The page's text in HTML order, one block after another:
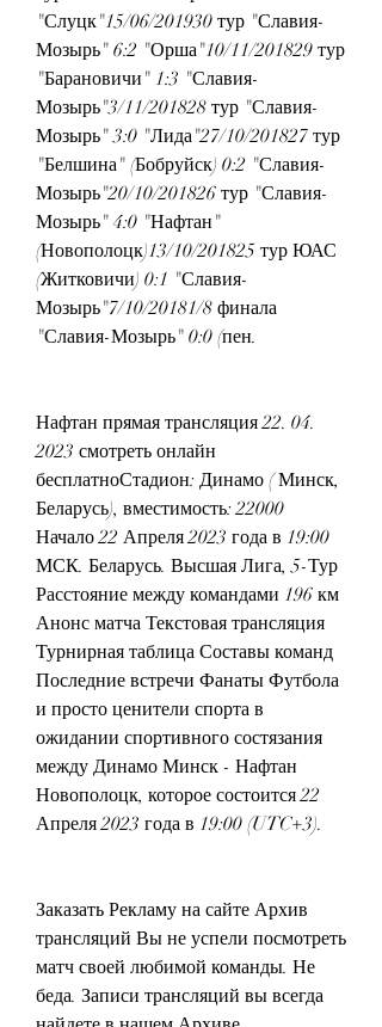
"Слуцк"15/06/201930 тур "Славия-
Мозырь" 6:2 "Орша"10/11/201829 тур
"Барановичи" 1:3 "Славия-
Мозырь"3/11/201828 тур "Славия-
Мозырь" 3:0 "Лида"27/10/201827 тур
"Белшина" (Бобруйск) 0:2 "Славия-
Мозырь"20/10/201826 тур "Славия-
Мозырь" 4:0 "Нафтан"
(Новополоцк)13/10/201825 тур ЮАС
(Житковичи) 0:1 "Славия-
Мозырь"7/10/20181/8 финала
"Славия-Мозырь" 0:0 (пен.
Нафтан прямая трансляция 22. 04.
2023 смотреть онлайн
бесплатноСтадион: Динамо ( Минск,
Беларусь), вместимость: 22000
Начало 22 Апреля 2023 года в 19:00
МСК. Беларусь. Высшая Лига, 5-Тур
Расстояние между командами 196 км
Анонс матча Текстовая трансляция
Турнирная таблица Составы команд
Последние встречи Фанаты Футбола
и просто ценители спорта в
ожидании спортивного состязания
между Динамо Минск - Нафтан
Новополоцк, которое состоится 22
Апреля 2023 года в 19:00 (UTC+3).
Заказать Рекламу на сайте Архив
трансляций Вы не успели посмотреть
матч своей любимой команды. Не
беда. Записи трансляций вы всегда